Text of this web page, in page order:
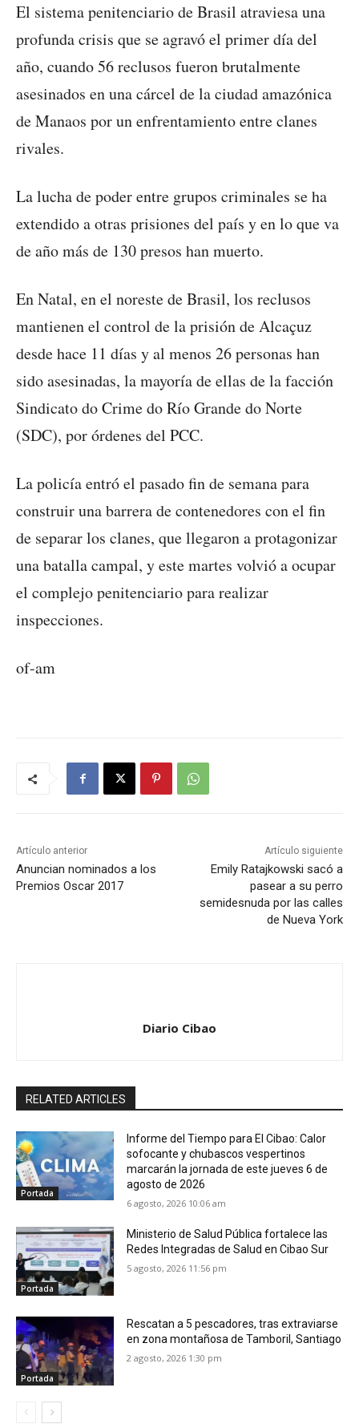
El sistema penitenciario de Brasil atraviesa una
profunda crisis que se agravó el primer día del
año, cuando 56 reclusos fueron brutalmente
asesinados en una cárcel de la ciudad amazónica
de Manaos por un enfrentamiento entre clanes
rivales.
La lucha de poder entre grupos criminales se ha
extendido a otras prisiones del país y en lo que va
de año más de 130 presos han muerto.
En Natal, en el noreste de Brasil, los reclusos
mantienen el control de la prisión de Alcaçuz
desde hace 11 días y al menos 26 personas han
sido asesinadas, la mayoría de ellas de la facción
Sindicato do Crime do Río Grande do Norte
(SDC), por órdenes del PCC.
La policía entró el pasado fin de semana para
construir una barrera de contenedores con el fin
de separar los clanes, que llegaron a protagonizar
una batalla campal, y este martes volvió a ocupar
el complejo penitenciario para realizar
inspecciones.
of-am
Artículo anterior
Anuncian nominados a los
Premios Oscar 2017
Artículo siguiente
Emily Ratajkowski sacó a
pasear a su perro
semidesnuda por las calles
de Nueva York
Diario Cibao
RELATED ARTICLES
Portada
Informe del Tiempo para El Cibao: Calor
sofocante y chubascos vespertinos
marcarán la jornada de este jueves 6 de
agosto de 2026
6 agosto, 2026 10:06 am
Portada
Ministerio de Salud Pública fortalece las
Redes Integradas de Salud en Cibao Sur
5 agosto, 2026 11:56 pm
Portada
Rescatan a 5 pescadores, tras extraviarse
en zona montañosa de Tamboril, Santiago
2 agosto, 2026 1:30 pm